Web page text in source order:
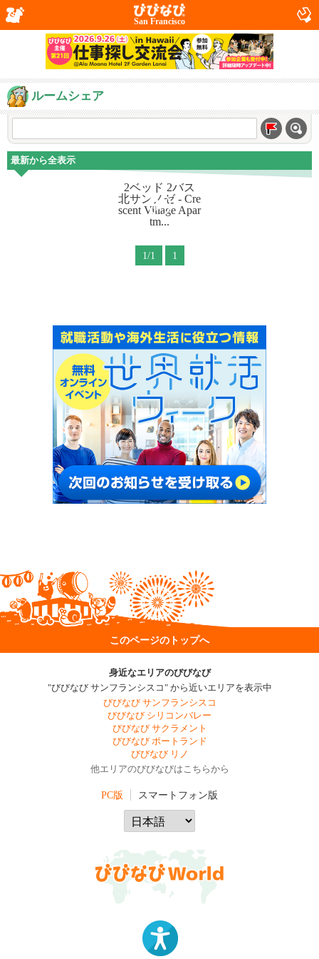
San Francisco
ルームシェア
最新から全表示
1/1 1
このページのトップへ
身近なエリアのびびなび
"びびなび サンフランシスコ" から近いエリアを表示中
びびなび サンフランシスコ
びびなび シリコンバレー
びびなび サクラメント
びびなび ポートランド
びびなび リノ
他エリアのびびなびはこちらから
PC版 スマートフォン版